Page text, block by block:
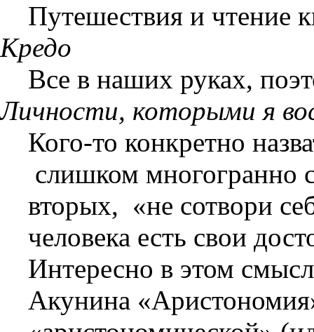
Путешествия и чтение
Кредо
Все в наших руках,
Личности, которыми я
Кого-то конкретно
слишком многогранно
вторых, «не сотвори
человека есть свои
Интересно в этом
Акунина